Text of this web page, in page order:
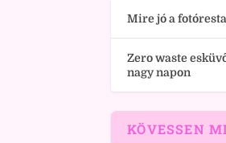
Mire jó a
Zero waste
nagy napon
KÖVESSEN